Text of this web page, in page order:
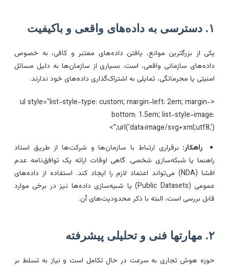
از بزرگترین موانع، یافتن داده‌های معتبر و کافی، به خصوص
سازمانی واقعی، است. بسیاری از سازمان‌ها به دلیل مسائل
یا محرمانگی، تمایلی به اشتراک‌گذاری داده‌های خود ندارند.
<ul style="list-style-type: custom; margin-left: 2em; margin-
bottom: 1.5em; list-style-
url('data:image/
راهکار:برقراری ارتباط با سازمان‌ها و شرکت‌ها از طریق استاد
یا شبکه‌سازی شخصی. گاهی اوقات ارائه یک توافق‌نامه عدم
افشا (NDA) می‌تواند اعتماد لازم را ایجاد کند. استفاده از داده‌های
عمومی (Public Datasets) یا شبیه‌سازی داده‌ها نیز در برخی موارد
بررسی است، البته با ذکر محدودیت‌های آن.
هوش تجاری به سرعت در حال تکامل است و نیاز به تسلط بر